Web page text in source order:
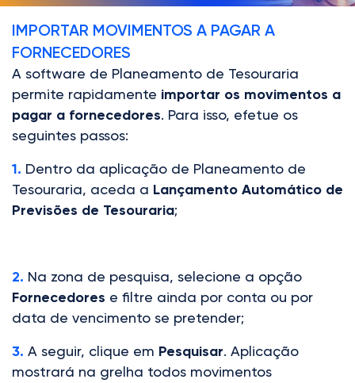
IMPORTAR MOVIMENTOS A PAGAR A
FORNECEDORES
A software de Planeamento de Tesouraria
permite rapidamente importar os movimentos a
pagar a fornecedores. Para isso, efetue os
seguintes passos:
1. Dentro da aplicação de Planeamento de
Tesouraria, aceda a Lançamento Automático de
Previsões de Tesouraria;
2. Na zona de pesquisa, selecione a opção
Fornecedores e filtre ainda por conta ou por
data de vencimento se pretender;
3. A seguir, clique em Pesquisar. Aplicação
mostrará na grelha todos movimentos